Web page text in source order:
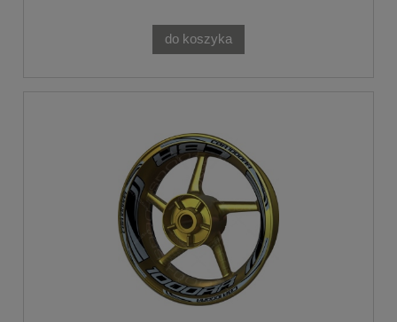
do koszyka